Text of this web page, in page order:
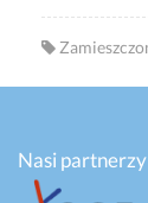
Nasi partnerzy